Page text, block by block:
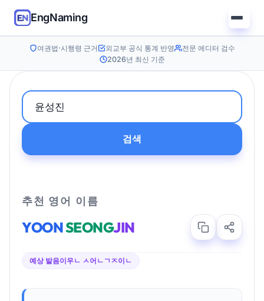
EngNaming
여권법·시행령 근거 외교부 공식 통계 반영
전문 에디터 검수
2026년 최신 기준
검색
추천 영어 이름
YOONSEONGJIN
예상 발음이우ㄴ ㅅ어ㄴㄱㅈ이ㄴ